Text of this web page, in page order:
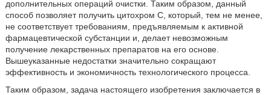
дополнительных операций очистки. Таким образом, данный
способ позволяет получить цитохром С, который, тем не менее,
не соответствует требованиям, предъявляемым к активной
фармацевтической субстанции и, делает невозможным
получение лекарственных препаратов на его основе.
Вышеуказанные недостатки значительно сокращают
эффективность и экономичность технологического процесса.
Таким образом, задача настоящего изобретения заключается в